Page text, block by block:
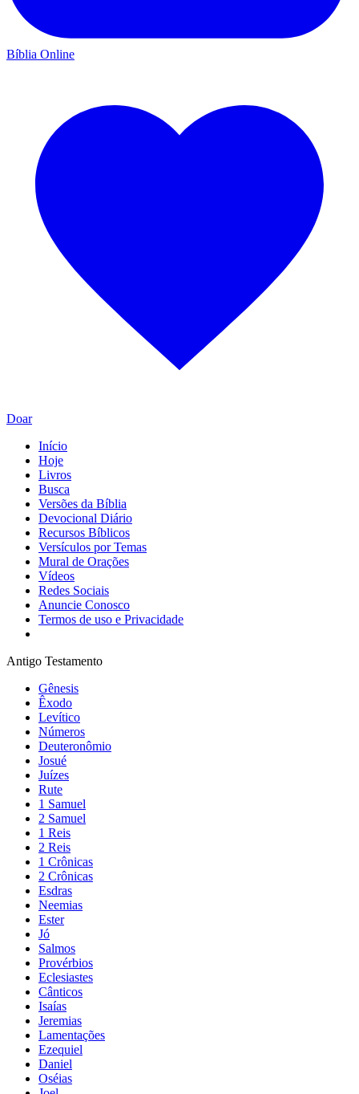
Bíblia Online
Doar
Início
Hoje
Livros
Busca
Versões da Bíblia
Devocional Diário
Recursos Bíblicos
Versículos por Temas
Mural de Orações
Vídeos
Redes Sociais
Anuncie Conosco
Termos de uso e Privacidade
Antigo Testamento
Gênesis
Êxodo
Levítico
Números
Deuteronômio
Josué
Juízes
Rute
1 Samuel
2 Samuel
1 Reis
2 Reis
1 Crônicas
2 Crônicas
Esdras
Neemias
Ester
Jó
Salmos
Provérbios
Eclesiastes
Cânticos
Isaías
Jeremias
Lamentações
Ezequiel
Daniel
Oséias